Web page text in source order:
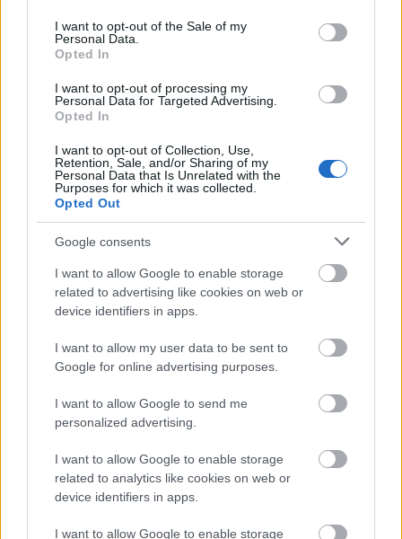
consent section.
I want to opt-out of the Sale of my
Personal Data.
Opted In
I want to opt-out of processing my
Personal Data for Targeted Advertising.
Opted In
I want to opt-out of Collection, Use,
Retention, Sale, and/or Sharing of my
Personal Data that Is Unrelated with the
Purposes for which it was collected.
Opted Out
Google consents
I want to allow Google to enable storage
related to advertising like cookies on web or
device identifiers in apps.
I want to allow my user data to be sent to
Google for online advertising purposes.
I want to allow Google to send me
personalized advertising.
I want to allow Google to enable storage
related to analytics like cookies on web or
device identifiers in apps.
I want to allow Google to enable storage
Werewolfrulez•2015. december 10.
filmje, aki rendezőként 2001-ben a K-PAX - A belső
bolygó elnevezésű agyas sci-fi drámájával tört be a
művével a misztikus thrillerek állóvizét kavarta fel. A
szebb napokat is látott…
A modoros filmblogger IV.: Az